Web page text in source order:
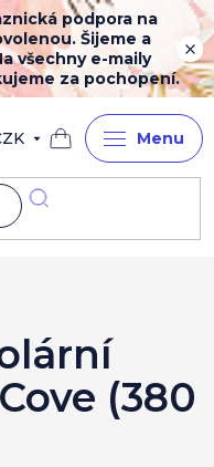
podpora na
Šijeme a
všechny e-maily
za pochopení.
Nákupní
košík
(380